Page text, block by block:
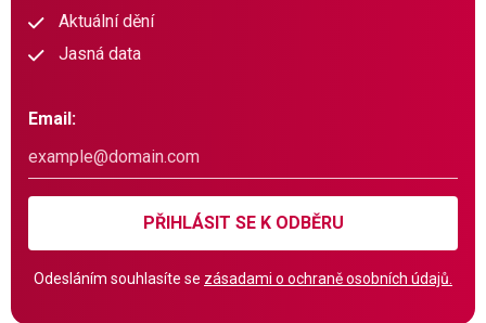
Aktuální dění
Jasná data
Email:
PŘIHLÁSIT SE K ODBĚRU
Odesláním souhlasíte se zásadami o ochraně osobních údajů.